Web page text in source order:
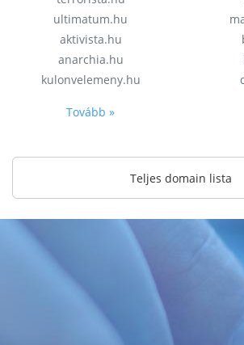
ultimatum.hu
aktivista.hu
anarchia.hu
kulonvelemeny.hu
Tovább »
Teljes domain lista